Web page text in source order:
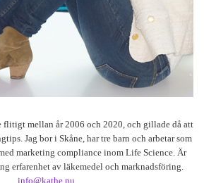
flitigt mellan år 2006 och 2020, och gillade då att
Jag bor i Skåne, har tre barn och arbetar som
marketing compliance inom Life Science. Är
erfarenhet av läkemedel och marknadsföring.
info@kathe.nu